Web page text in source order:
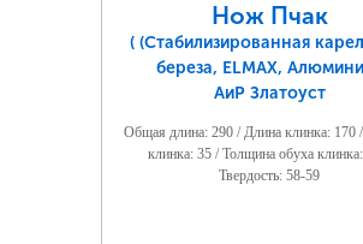
Нож Пчак
( (Стабилизированная
береза, ELMAX,
АиР Златоуст
Общая длина: 290 / Длина клинка: 170
клинка: 35 / Толщина обуха
Твердость: 58-59